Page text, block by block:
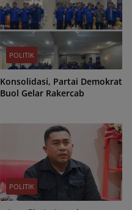
POLITIK
Konsolidasi, Partai Demokrat
Buol Gelar Rakercab
POLITIK